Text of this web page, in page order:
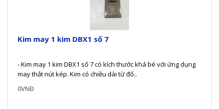
Kim may 1 kim DBX1 số 7
- Kim may 1 kim DBX1 số 7 có kích thước khá bé với ứng dụng
may thắt nút kép. Kim có chiều dài từ đố..
0VNĐ